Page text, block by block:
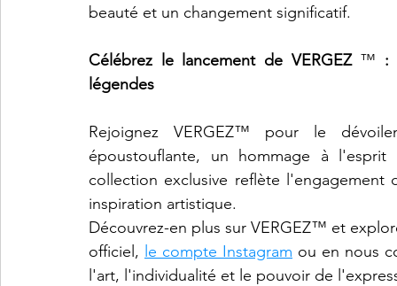
beauté et un changement significatif.
Célébrez le lancement de VERGEZ ™ :
légendes
Rejoignez VERGEZ™ pour le
époustouflante, un hommage à
collection exclusive reflète
inspiration artistique.
Découvrez-en plus sur VERGEZ™ et
officiel, le compte Instagram ou en nous
l'art, l'individualité et le pouvoir de